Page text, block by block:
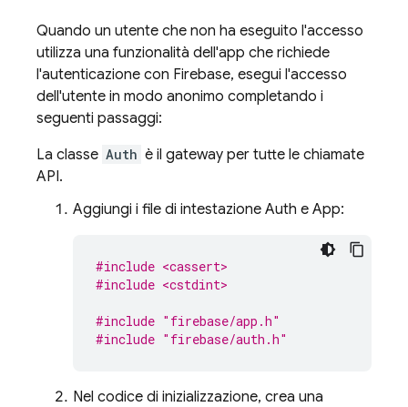
Quando un utente che non ha eseguito l'accesso
utilizza una funzionalità dell'app che richiede
l'autenticazione con Firebase, esegui l'accesso
dell'utente in modo anonimo completando i
seguenti passaggi:
La classe Auth è il gateway per tutte le chiamate
API.
Aggiungi i file di intestazione Auth e App:
#include <cassert>
#include <cstdint>
#include "firebase/app.h"
#include "firebase/auth.h"
Nel codice di inizializzazione, crea una